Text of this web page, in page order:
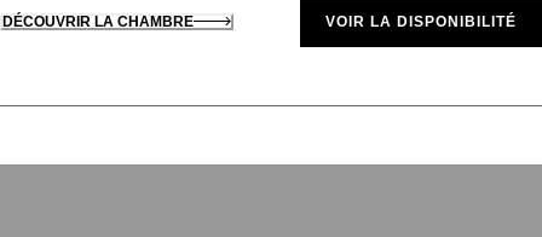
DÉCOUVRIR LA CHAMBRE VOIR LA DISPONIBILITÉ